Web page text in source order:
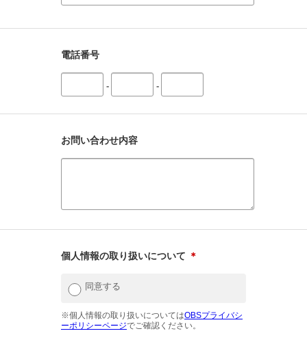
電話番号
- -
お問い合わせ内容
個人情報の取り扱いについて ＊
同意する
※個人情報の取り扱いについてはOBSプライバシ
ーポリシーページでご確認ください。